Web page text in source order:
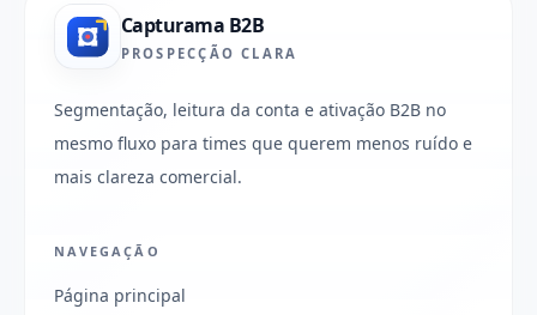
Capturama B2B
PROSPECÇÃO CLARA
Segmentação, leitura da conta e ativação B2B no
mesmo fluxo para times que querem menos ruído e
mais clareza comercial.
NAVEGAÇÃO
Página principal